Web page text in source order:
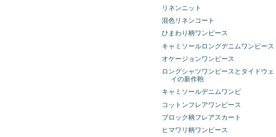
リネンニット
混色リネンコート
ひまわり柄ワンピース
キャミソールロングデニムワンピース
オケージョンワンピース
ロングシャツワンピースとタイドウェ
イの新作鞄
キャミソールデニムワンピ
コットンフレアワンピース
ブロック柄フレアスカート
ヒマワリ柄ワンピース